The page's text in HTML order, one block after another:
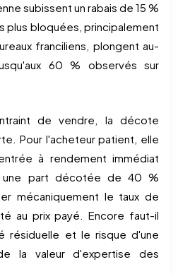
subissent un rabais de 15 %
plus bloquées, principalement
franciliens, plongent au-
60 % observés sur
de vendre, la décote
Pour l'acheteur patient, elle
à rendement immédiat
une part décotée de 40 %
mécaniquement le taux de
au prix payé. Encore faut-il
résiduelle et le risque d'une
la valeur d'expertise des